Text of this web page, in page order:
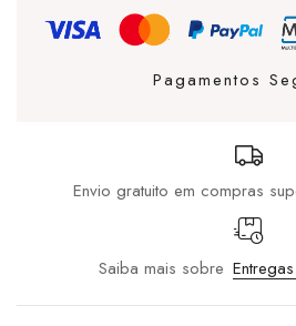
Pagamentos
Envio gratuito em compras
Saiba mais sobre